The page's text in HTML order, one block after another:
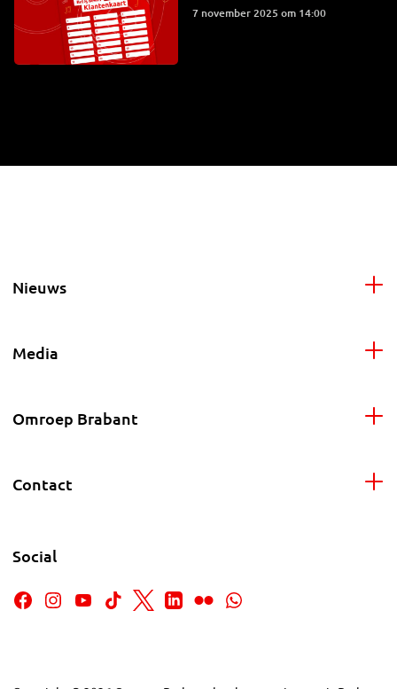
7 november 2025 om 14:00
Nieuws
Media
Omroep Brabant
Contact
Social